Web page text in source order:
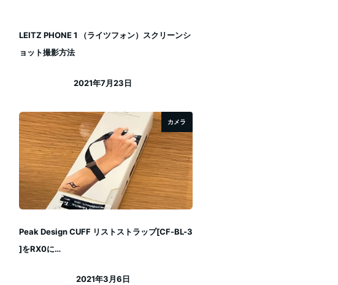
LEITZ PHONE 1 （ライツフォン）スクリーンシ
ョット撮影方法
投稿日
2021年7月23日
カメラ
Peak Design CUFF リストストラップ[CF-BL-3
]をRX0に…
2021年3月6日